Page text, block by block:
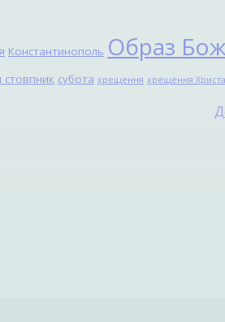
Константинополь Образ
стовпник субота хрещення хрещення Христа